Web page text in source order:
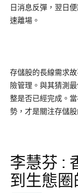
日消息反彈，翌日
速離場。
存儲股的長線需求
險管理。與其猜測
整是否已經完成。
勢，才是關注存儲股
李慧芬 :
到生態